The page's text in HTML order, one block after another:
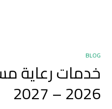
BLOG
خدمات رعاية
2026 – 2027